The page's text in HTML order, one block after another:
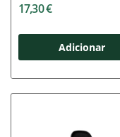
17,30 €
Adicionar